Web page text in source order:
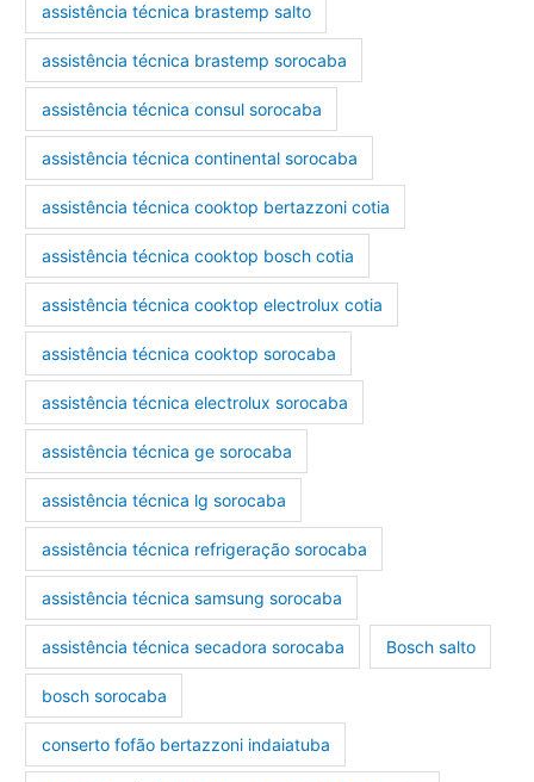
assistência técnica brastemp salto
assistência técnica brastemp sorocaba
assistência técnica consul sorocaba
assistência técnica continental sorocaba
assistência técnica cooktop bertazzoni cotia
assistência técnica cooktop bosch cotia
assistência técnica cooktop electrolux cotia
assistência técnica cooktop sorocaba
assistência técnica electrolux sorocaba
assistência técnica ge sorocaba
assistência técnica lg sorocaba
assistência técnica refrigeração sorocaba
assistência técnica samsung sorocaba
assistência técnica secadora sorocaba Bosch salto
bosch sorocaba
conserto fofão bertazzoni indaiatuba